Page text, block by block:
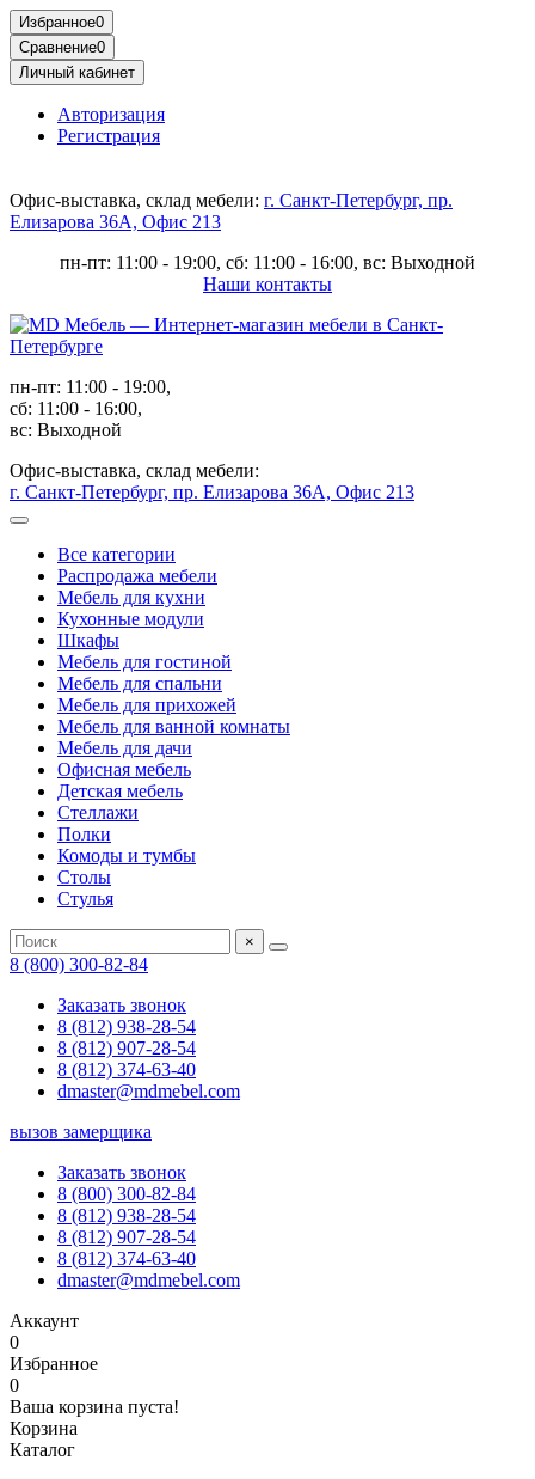
Избранное0
Сравнение0
Личный кабинет
Авторизация
Регистрация
Офис-выставка, склад мебели: г. Санкт-Петербург, пр.
Елизарова 36А, Офис 213
пн-пт: 11:00 - 19:00, сб: 11:00 - 16:00, вс: Выходной
Наши контакты
пн-пт: 11:00 - 19:00,
сб: 11:00 - 16:00,
вс: Выходной
Офис-выставка, склад мебели:
г. Санкт-Петербург, пр. Елизарова 36А, Офис 213
Все категории
Распродажа мебели
Мебель для кухни
Кухонные модули
Шкафы
Мебель для гостиной
Мебель для спальни
Мебель для прихожей
Мебель для ванной комнаты
Мебель для дачи
Офисная мебель
Детская мебель
Стеллажи
Полки
Комоды и тумбы
Столы
Стулья
×
8 (800) 300-82-84
Заказать звонок
8 (812) 938-28-54
8 (812) 907-28-54
8 (812) 374-63-40
dmaster@mdmebel.com
вызов замерщика
Заказать звонок
8 (800) 300-82-84
8 (812) 938-28-54
8 (812) 907-28-54
8 (812) 374-63-40
dmaster@mdmebel.com
Аккаунт
0
Избранное
0
Ваша корзина пуста!
Корзина
Каталог